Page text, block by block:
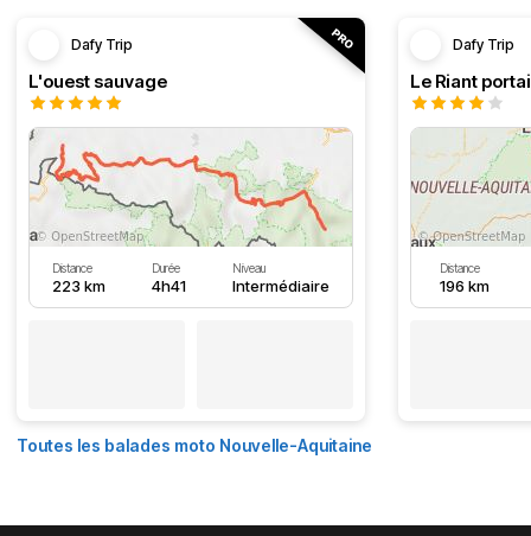
Dafy Trip
L'ouest sauvage
Distance
223 km
Durée
4h41
Niveau
Intermédiaire
Dafy Trip
Le Riant
Distance
196 km
Toutes les balades moto Nouvelle-Aquitaine